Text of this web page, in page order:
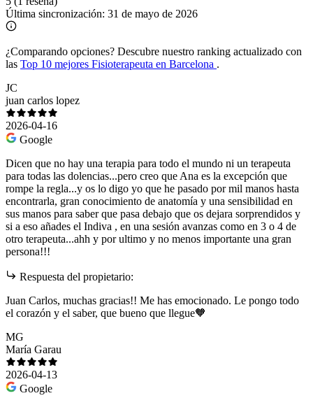
Última sincronización: 31 de mayo de 2026
¿Comparando opciones? Descubre nuestro ranking actualizado con
las Top 10 mejores Fisioterapeuta en Barcelona .
JC
juan carlos lopez
2026-04-16
Google
Dicen que no hay una terapia para todo el mundo ni un terapeuta
para todas las dolencias...pero creo que Ana es la excepción que
rompe la regla...y os lo digo yo que he pasado por mil manos hasta
encontrarla, gran conocimiento de anatomía y una sensibilidad en
sus manos para saber que pasa debajo que os dejara sorprendidos y
si a eso añades el Indiva , en una sesión avanzas como en 3 o 4 de
otro terapeuta...ahh y por ultimo y no menos importante una gran
persona!!!
Respuesta del propietario:
Juan Carlos, muchas gracias!! Me has emocionado. Le pongo todo
el corazón y el saber, que bueno que llegue🧡
MG
María Garau
2026-04-13
Google